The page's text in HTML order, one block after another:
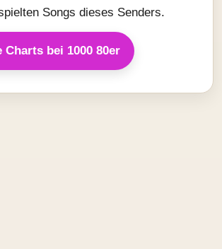
Songs dieses Senders.
Charts bei 1000 80er